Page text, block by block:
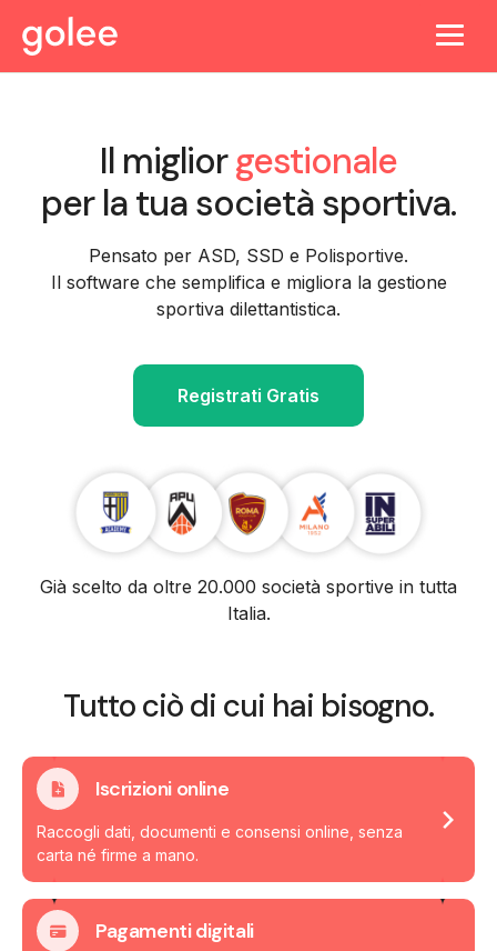
Il migliorgestionale
per la tua società sportiva.
Pensato per ASD, SSD e Polisportive.
Il software che semplifica e migliora la gestione
sportiva dilettantistica.
Registrati Gratis
Già scelto da oltre 20.000 società sportive in tutta
Italia.
Tutto ciò di cui hai bisogno.
Iscrizioni online
Raccogli dati, documenti e consensi online, senza
carta né firme a mano.
Pagamenti digitali